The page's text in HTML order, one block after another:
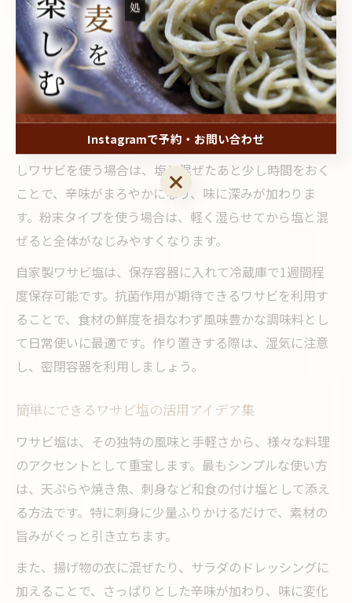
好みの塩を混ぜ合わせるだけと、とてもシンプルです。
ワサビの風味を生かすためには、塩との割合が重要で、
一般的には塩大さじ1に対してワサビ小さじ1/2程度が目
安とされています。
混ぜ方にもコツがあり、ワサビの香りを際立たせたい場
合は、食べる直前に和えるのがポイントです。すりおろ
しワサビを使う場合は、塩と混ぜたあと少し時間をおく
ことで、辛味がまろやかになり、味に深みが加わりま
す。粉末タイプを使う場合は、軽く湿らせてから塩と混
ぜると全体がなじみやすくなります。
自家製ワサビ塩は、保存容器に入れて冷蔵庫で1週間程
度保存可能です。抗菌作用が期待できるワサビを利用す
ることで、食材の鮮度を損なわず風味豊かな調味料とし
て日常使いに最適です。作り置きする際は、湿気に注意
し、密閉容器を利用しましょう。
簡単にできるワサビ塩の活用アイデア集
ワサビ塩は、その独特の風味と手軽さから、様々な料理
のアクセントとして重宝します。最もシンプルな使い方
は、天ぷらや焼き魚、刺身など和食の付け塩として添え
る方法です。特に刺身に少量ふりかけるだけで、素材の
旨みがぐっと引き立ちます。
また、揚げ物の衣に混ぜたり、サラダのドレッシングに
加えることで、さっぱりとした辛味が加わり、味に変化
Instagramで予約・お問い合わせ
Instagramで予約・お問い合わせ